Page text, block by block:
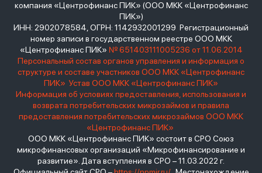
компания «Центрофинанс ПИК» (ООО МКК «Центрофинанс
ПИК»)
ИНН: 2902078584, ОГРН: 1142932001299 Регистрационный
номер записи в государственном реестре ООО МКК
«Центрофинанс ПИК» № 651403111005236 от 11.06.2014
Персональный состав органов управления и информация о
структуре и составе участников ООО МКК «Центрофинанс
ПИК» Устав ООО МКК «Центрофинанс ПИК»
Информация об условиях предоставления, использования и
возврата потребительских микрозаймов и правила
предоставления потребительских микрозаймов ООО МКК
«Центрофинанс ПИК»
ООО МКК «Центрофинанс ПИК» состоит в СРО Союз
микрофинансовых организаций «Микрофинансирование и
развитие». Дата вступления в СРО – 11.03.2022 г.